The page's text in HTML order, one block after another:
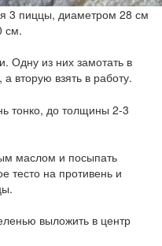
3 пиццы, диаметром 28 см
см.
Одну из них замотать в
вторую взять в работу.
тонко, до толщины 2-3
маслом и посыпать
тесто на противень и
выложить в центр